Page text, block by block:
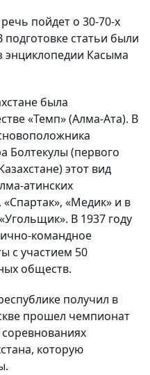
пойдет о 30-70-х
статьи были
энциклопедии Касыма
была
«Темп» (Алма-Ата). В
Болтекулы (первого
этот вид
атинских
«Медик» и в
В 1937 году
командное
с участием 50
обществ.
получил в
прошел чемпионат
которую